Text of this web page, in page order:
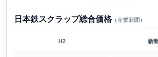
日本鉄スクラップ総合価格（産業新聞）
H2 新